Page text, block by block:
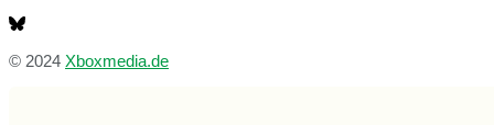
© 2024 Xboxmedia.de